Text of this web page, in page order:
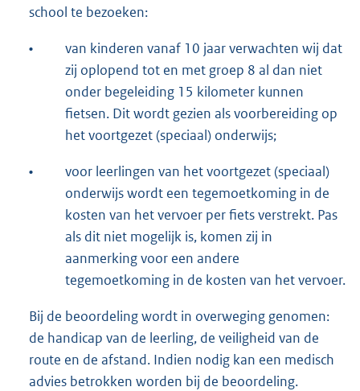
school te bezoeken:
•
van kinderen vanaf 10 jaar verwachten wij dat
zij oplopend tot en met groep 8 al dan niet
onder begeleiding 15 kilometer kunnen
fietsen. Dit wordt gezien als voorbereiding op
het voortgezet (speciaal) onderwijs;
•
voor leerlingen van het voortgezet (speciaal)
onderwijs wordt een tegemoetkoming in de
kosten van het vervoer per fiets verstrekt. Pas
als dit niet mogelijk is, komen zij in
aanmerking voor een andere
tegemoetkoming in de kosten van het vervoer.
Bij de beoordeling wordt in overweging genomen:
de handicap van de leerling, de veiligheid van de
route en de afstand. Indien nodig kan een medisch
advies betrokken worden bij de beoordeling.